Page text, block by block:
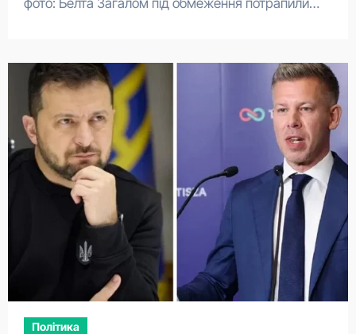
фото: Белта Загалом під обмеження потрапили…
Політика